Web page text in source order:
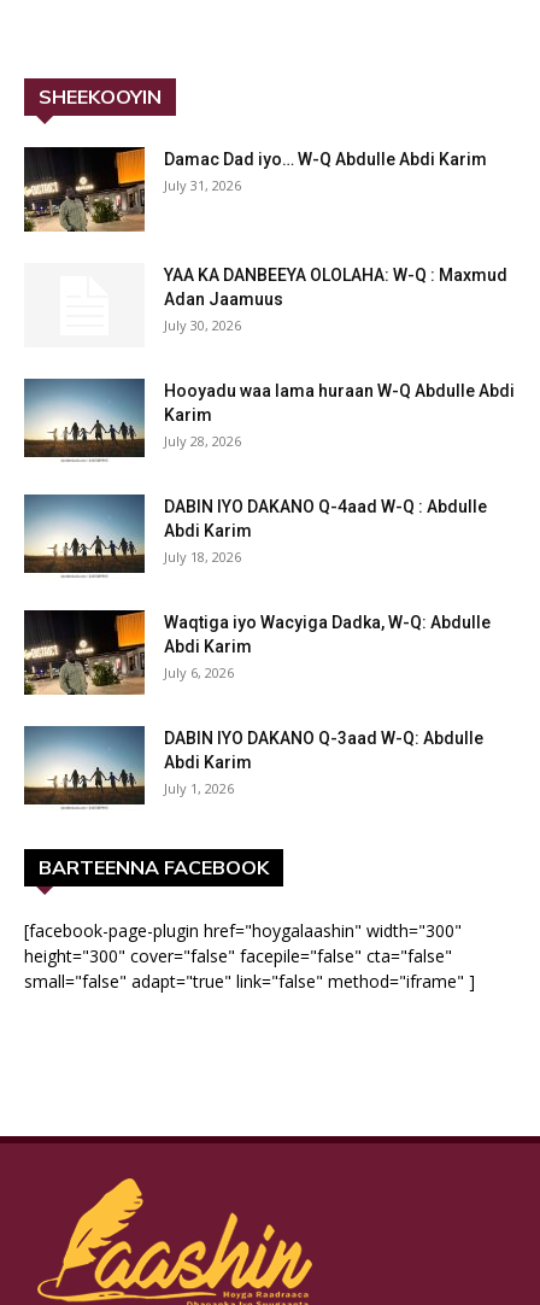
SHEEKOOYIN
Damac Dad iyo… W-Q Abdulle Abdi Karim
July 31, 2026
YAA KA DANBEEYA OLOLAHA: W-Q : Maxmud
Adan Jaamuus
July 30, 2026
Hooyadu waa lama huraan W-Q Abdulle Abdi
Karim
July 28, 2026
DABIN IYO DAKANO Q-4aad W-Q : Abdulle
Abdi Karim
July 18, 2026
Waqtiga iyo Wacyiga Dadka, W-Q: Abdulle
Abdi Karim
July 6, 2026
DABIN IYO DAKANO Q-3aad W-Q: Abdulle
Abdi Karim
July 1, 2026
BARTEENNA FACEBOOK
[facebook-page-plugin href="hoygalaashin" width="300"
height="300" cover="false" facepile="false" cta="false"
small="false" adapt="true" link="false" method="iframe" ]